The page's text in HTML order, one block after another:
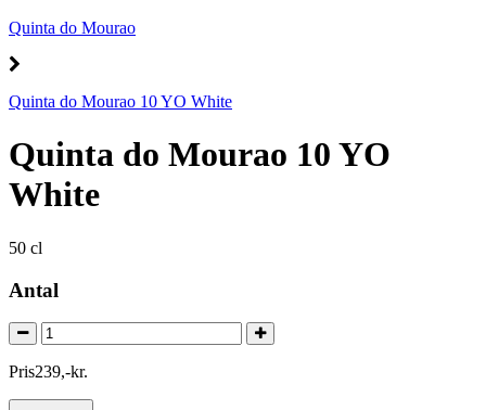
Quinta do Mourao
Quinta do Mourao 10 YO White
Quinta do Mourao 10 YO
White
50 cl
Antal
Pris239,-kr.